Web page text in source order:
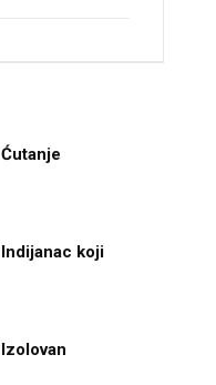
koji